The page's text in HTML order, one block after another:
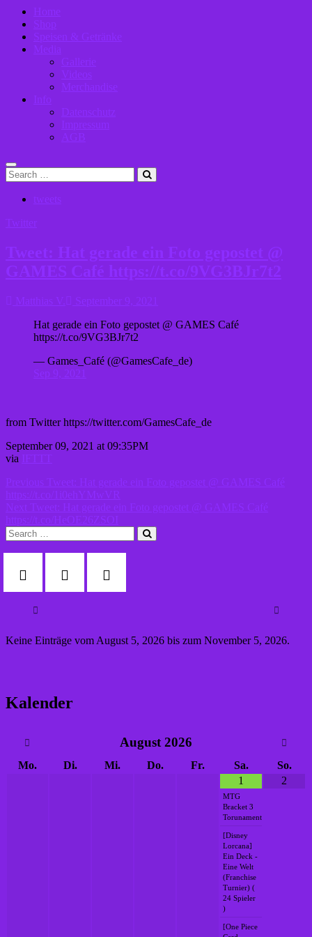
Home
Shop
Speisen & Getränke
Media
Gallerie
Videos
Merchandise
Info
Datenschutz
Impressum
AGB
Search
tweets
Twitter
Tweet: Hat gerade ein Foto gepostet @
GAMES Café https://t.co/9VG3BJr7t2
Matthias V.
September 9, 2021
Hat gerade ein Foto gepostet @ GAMES Café
https://t.co/9VG3BJr7t2
— Games_Café (@GamesCafe_de)
Sep 9, 2021
from Twitter https://twitter.com/GamesCafe_de
September 09, 2021 at 09:35PM
via IFTTT
Beitragsnavigation
Previous Previous
post:
Tweet: Hat gerade ein Foto gepostet @ GAMES Café
https://t.co/1i0ehYMwVR
Next Next
post:
Tweet: Hat gerade ein Foto gepostet @ GAMES Café
https://t.co/HeOE26ZSOI
Search
Keine Einträge vom August 5, 2026 bis zum November 5, 2026.
Kalender
August 2026
Mo. Di. Mi. Do. Fr. Sa.
So.
1
MTG
Bracket 3
Torunament
[Disney
Lorcana]
Ein Deck -
Eine Welt
(Franchise
Turnier) (
24 Spieler
)
[One Piece
2